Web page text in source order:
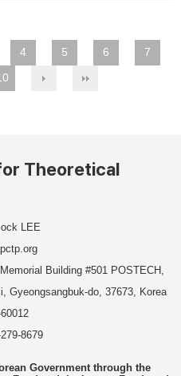
4 5 6
7
Theoretical
LEE
Building #501 POSTECH,
Gyeongsangbuk-do, 37673, Korea
8679
Government through the